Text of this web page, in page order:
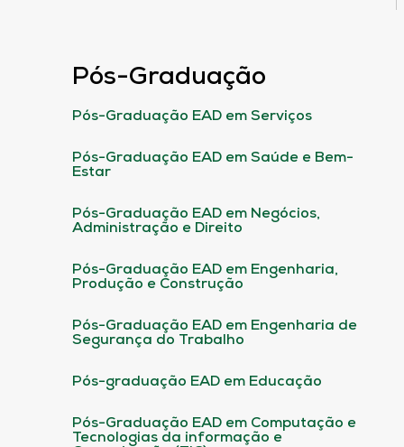
Pós-Graduação
Pós-Graduação EAD em Serviços
Pós-Graduação EAD em Saúde e Bem-
Estar
Pós-Graduação EAD em Negócios,
Administração e Direito
Pós-Graduação EAD em Engenharia,
Produção e Construção
Pós-Graduação EAD em Engenharia de
Segurança do Trabalho
Pós-graduação EAD em Educação
Pós-Graduação EAD em Computação e
Tecnologias da informação e